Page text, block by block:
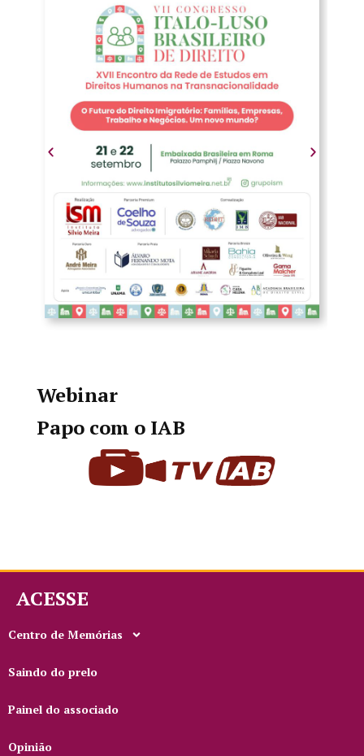
Webinar
Papo com o IAB
ACESSE
Centro de Memórias
Saindo do prelo
Painel do associado
Opinião